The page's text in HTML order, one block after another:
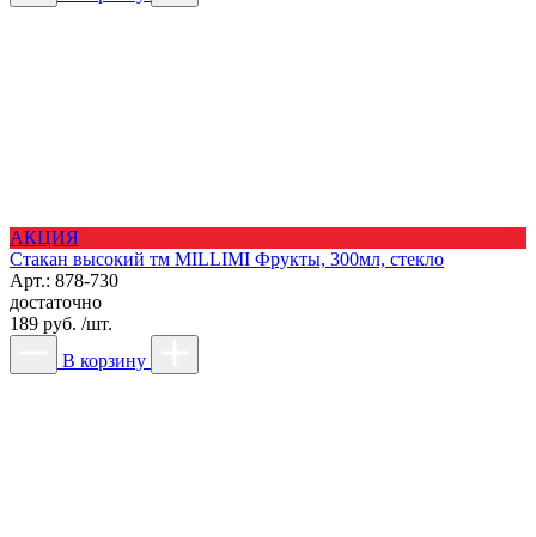
АКЦИЯ
Стакан высокий тм MILLIMI Фрукты, 300мл, стекло
Арт.: 878-730
достаточно
189 руб. /шт.
В корзину